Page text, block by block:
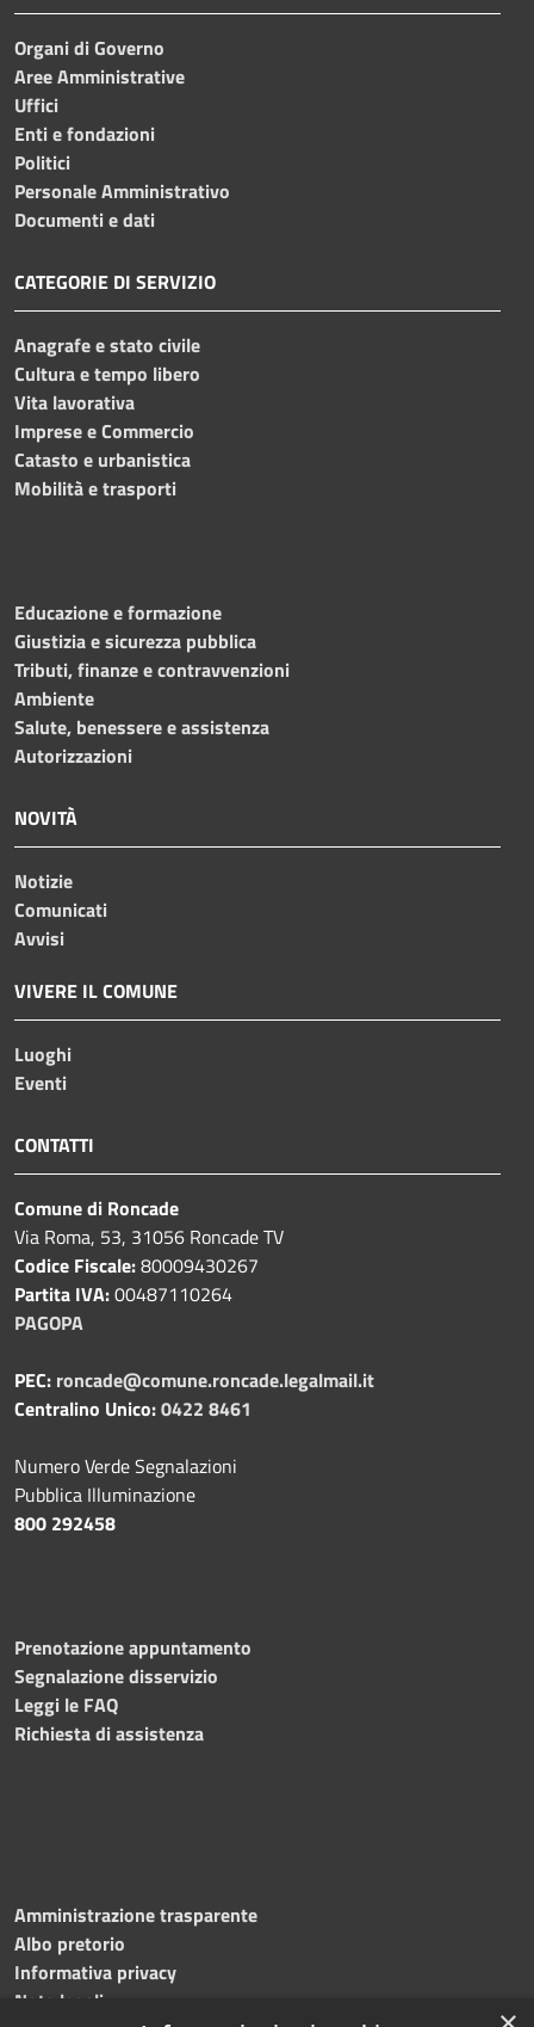
Organi di Governo
Aree Amministrative
Uffici
Enti e fondazioni
Politici
Personale Amministrativo
Documenti e dati
CATEGORIE DI SERVIZIO
Anagrafe e stato civile
Cultura e tempo libero
Vita lavorativa
Imprese e Commercio
Catasto e urbanistica
Mobilità e trasporti
Educazione e formazione
Giustizia e sicurezza pubblica
Tributi, finanze e contravvenzioni
Ambiente
Salute, benessere e assistenza
Autorizzazioni
NOVITÀ
Notizie
Comunicati
Avvisi
VIVERE IL COMUNE
Luoghi
Eventi
CONTATTI
Comune di Roncade
Via Roma, 53, 31056 Roncade TV
Codice Fiscale:80009430267
Partita IVA:00487110264
PAGOPA
PEC: roncade@comune.roncade.legalmail.it
Centralino Unico:0422 8461
Numero Verde Segnalazioni
Pubblica Illuminazione
800 292458
Prenotazione appuntamento
Segnalazione disservizio
Leggi le FAQ
Richiesta di assistenza
Amministrazione trasparente
Albo pretorio
Informativa privacy
Note legali